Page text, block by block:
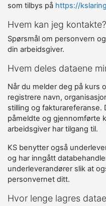
som tilbys på https://
Hvem kan jeg kontakte?
Spørsmål om personvern
din arbeidsgiver.
Hvem deles dataene
Når du melder deg på kurs
registrere navn,
stilling og fakturareferanse.
påmeldte og gjennomførte
arbeidsgiver har tilgang til.
KS benytter også
og har inngått
underleverandører slik at
personvernet ditt.
Hvor lenge lagres